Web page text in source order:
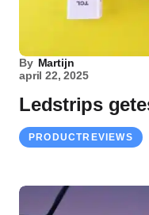
By Martijn
april 22, 2025
Ledstrips
PRODUCTREVIEWS